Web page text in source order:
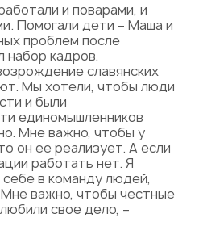
и поварами, и
Помогали дети – Маша и
проблем после
набор кадров.
славянских
Мы хотели, чтобы люди
и были
единомышленников
Мне важно, чтобы у
он ее реализует. А если
работать нет. Я
в команду людей,
важно, чтобы честные
свое дело, –